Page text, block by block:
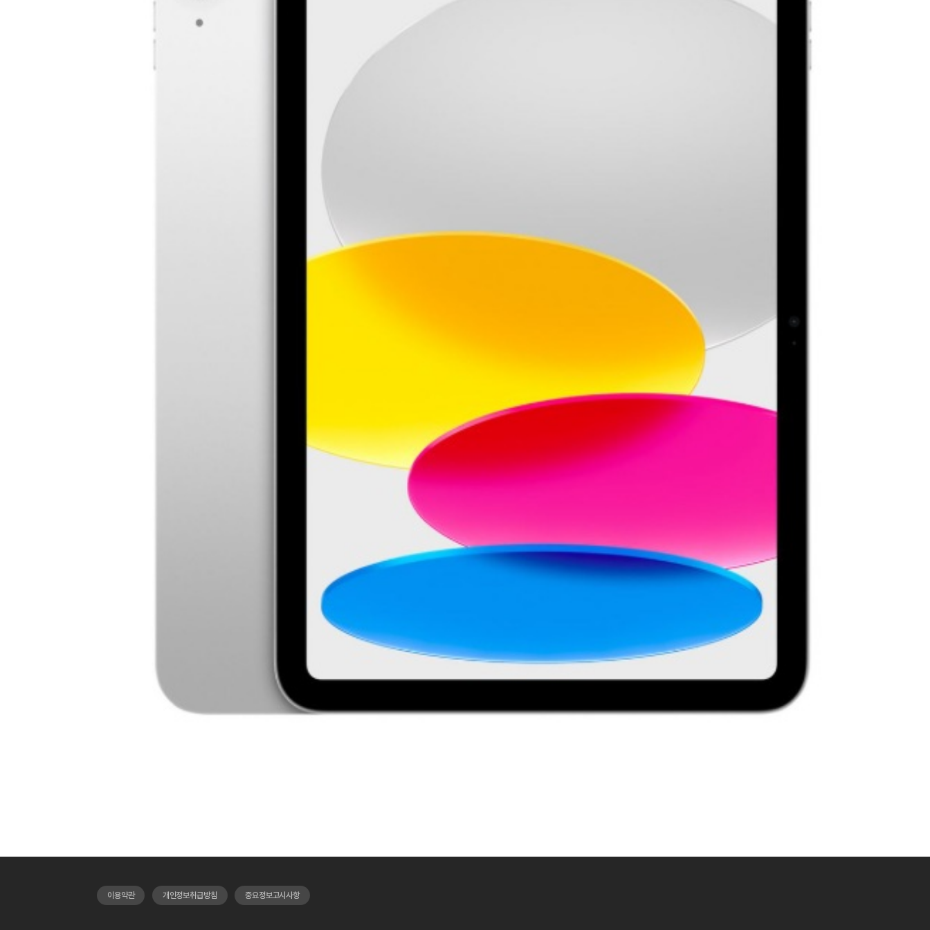
이용약관 개인정보취급방침 중요정보고시사항